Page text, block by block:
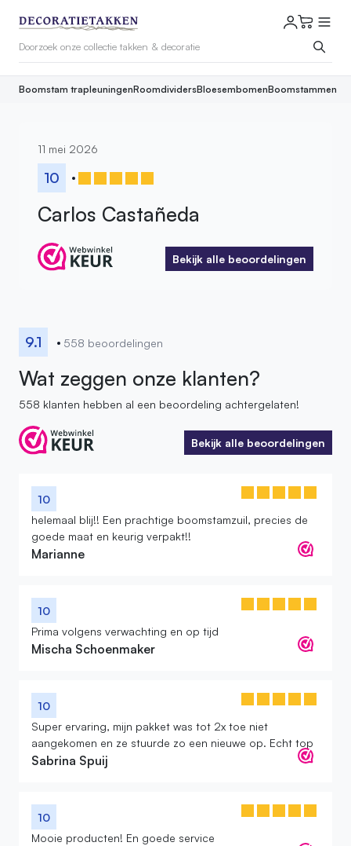
Boomstam trapleuningenRoomdividersBloesembomenBoomstammen
11 mei 2026
10
Carlos Castañeda
Bekijk alle beoordelingen
Bekijk alle beoordelingen
9.1 558 beoordelingen
Wat zeggen onze klanten?
558 klanten hebben al een beoordeling achtergelaten!
Bekijk alle beoordelingen
Bekijk alle beoordelingen
10
helemaal blij!! Een prachtige boomstamzuil, precies de
goede maat en keurig verpakt!!
Marianne
10
Prima volgens verwachting en op tijd
Mischa Schoenmaker
10
Super ervaring, mijn pakket was tot 2x toe niet
aangekomen en ze stuurde zo een nieuwe op. Echt top
Sabrina Spuij
10
Mooie producten! En goede service